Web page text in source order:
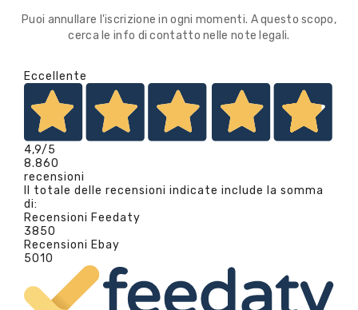
Puoi annullare l'iscrizione in ogni momenti. A questo scopo,
cerca le info di contatto nelle note legali.
Eccellente
4,9/5
8.860
recensioni
Il totale delle recensioni indicate include la somma
di:
Recensioni Feedaty
3850
Recensioni Ebay
5010